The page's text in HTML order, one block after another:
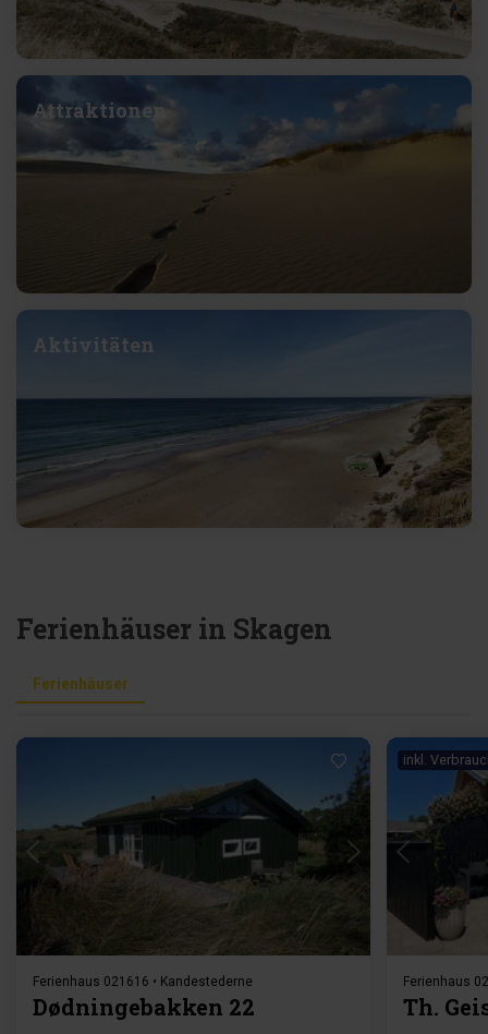
Attraktionen
Aktivitäten
Ferienhäuser in Skagen
Ferienhäuser
Lädt ...
Ferienhaus 021616 • Kandestederne
Dødningebakken 22
inkl.
Ferienhaus
Th.